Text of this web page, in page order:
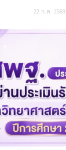
22 ก.ค. 2569